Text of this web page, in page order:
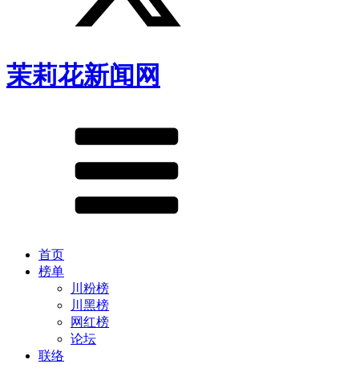
茉莉花新闻网
首页
榜单
川粉榜
川黑榜
网红榜
论坛
联络